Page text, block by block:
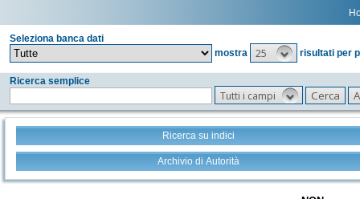
Seleziona banca dati
mostra
25 risultati per
Ricerca semplice
Tutti i campi
Ricerca su indici
Archivio di Autorità